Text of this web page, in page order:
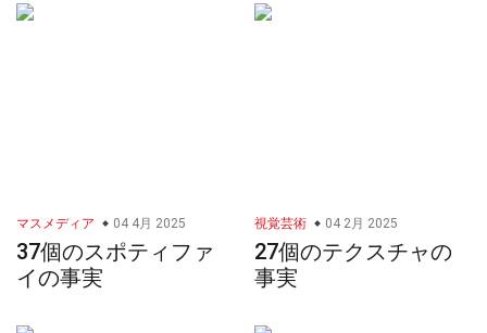
マスメディア 04 4月 2025
37個のスポティファ
イの事実
視覚芸術 04 2月 2025
27個のテクスチャの
事実